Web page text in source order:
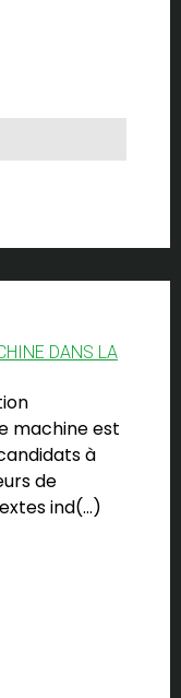
DANS LA
machine est
à
de
ind(…)